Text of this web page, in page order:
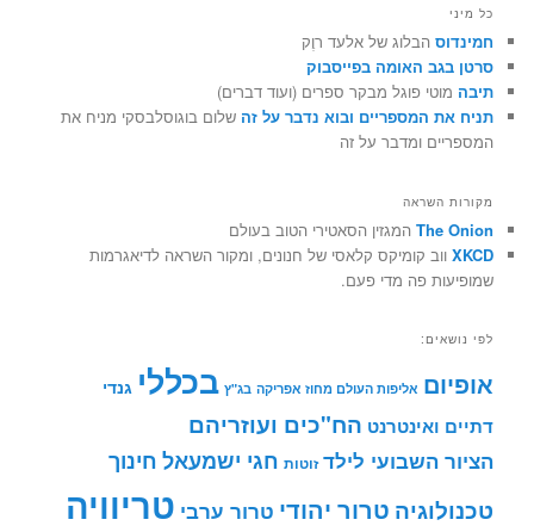
כל מיני
חמינדוס הבלוג של אלעד רוֶק
סרטן בגב האומה בפייסבוק
תיבה מוטי פוגל מבקר ספרים (ועוד דברים)
תניח את המספריים ובוא נדבר על זה שלום בוגוסלבסקי מניח את
המספריים ומדבר על זה
מקורות השראה
The Onion המגזין הסאטירי הטוב בעולם
XKCD ווב קומיקס קלאסי של חנונים, ומקור השראה לדיאגרמות
שמופיעות פה מדי פעם.
לפי נושאים:
אופיום אליפות העולם מחוז אפריקה בג"ץ בכללי גנדי
דתיים ואינטרנט הח"כים ועוזריהם
הציור השבועי לילד זוטות חגי ישמעאל חינוך
טכנולוגיה טרור יהודי טרור ערבי טריוויה